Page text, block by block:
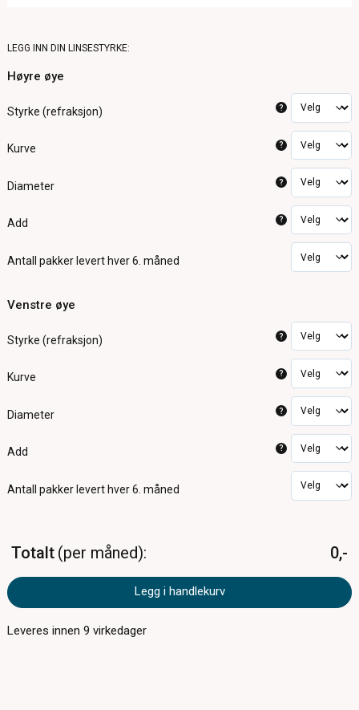
LEGG INN DIN LINSESTYRKE:
Høyre øye
Styrke (refraksjon) ?
Kurve ?
Diameter ?
Add ?
Antall pakker levert hver 6. måned
Venstre øye
Styrke (refraksjon) ?
Kurve ?
Diameter ?
Add ?
Antall pakker levert hver 6. måned
Totalt per måned 0,-
Legg i handlekurv
Leveres innen9 virkedager